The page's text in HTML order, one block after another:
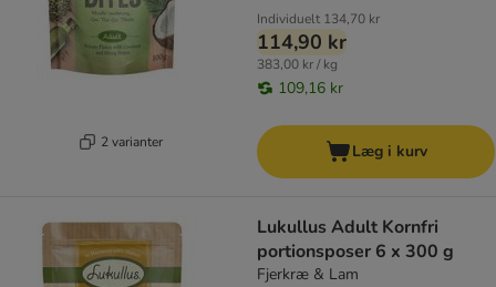
2 varianter
Individuelt 134,70 kr
114,90 kr
383,00 kr / kg
109,16 kr
Læg i kurv
Lukullus Adult Kornfri
portionsposer 6 x 300 g
Fjerkræ & Lam